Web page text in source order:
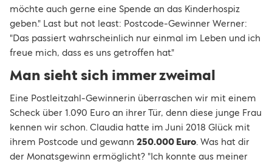
möchte auch gerne eine Spende an das Kinderhospiz
geben." Last but not least: Postcode-Gewinner Werner:
"Das passiert wahrscheinlich nur einmal im Leben und ich
freue mich, dass es uns getroffen hat."
Man sieht sich immer zweimal
Eine Postleitzahl-Gewinnerin überraschen wir mit einem
Scheck über 1.090 Euro an ihrer Tür, denn diese junge Frau
kennen wir schon. Claudia hatte im Juni 2018 Glück mit
ihrem Postcode und gewann 250.000 Euro. Was hat dir
der Monatsgewinn ermöglicht? "Ich konnte aus meiner